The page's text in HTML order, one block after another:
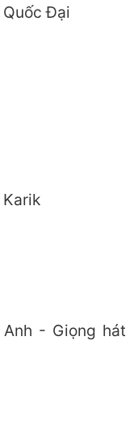
Đại
- Giọng hát